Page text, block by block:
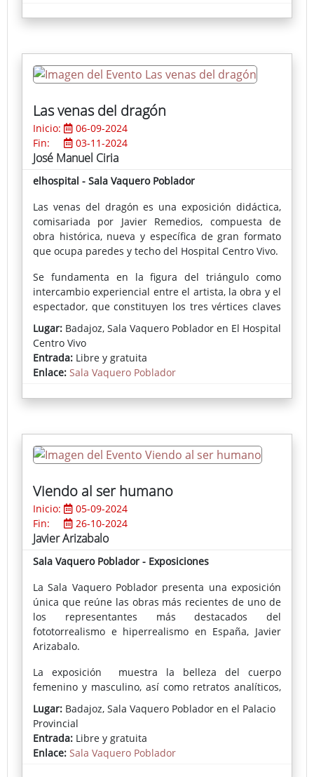
actividades muy demandadas por los más jóvenes.
Las venas del dragón
Inicio:
06-09-2024
Fin:
03-11-2024
José Manuel Ciria
elhospital - Sala Vaquero Poblador
Las venas del dragón es una exposición didáctica,
comisariada por Javier Remedios, compuesta de
obra histórica, nueva y específica de gran formato
que ocupa paredes y techo del Hospital Centro Vivo.
Se fundamenta en la figura del triángulo como
intercambio experiencial entre el artista, la obra y el
espectador, que constituyen los tres vértices claves
de lo que significa el arte para nuestro autor.
Recorreremos las líneas o venas que ha ido
trazando la pintura de José Manuel Ciria
(Manchester, 1960) a través de su obra, sus estudios
proyección internacional de las últimas
generaciones, con exposiciones en los más grandes
museos y ferias del mundo, Nueva York, Los Ángeles,
Medellín, São Paulo, Buenos Aires, Santiago de Chile,
Tel Aviv, Oporto, Lisboa, París, Berlín, Bucarest… Su
energía, fortaleza e inquietud lo impulsan a la
experimentación y al estudio de lo que acontece,
contemporáneo. De su obra emerge una agresividad
mundo. Estos también aplican sus sentimientos en
el consumo y apreciación del momento artístico, por
lo que su obra está hecha por él para ellos.
El enfoque teórico de su labor no ha tenido más que
su mente una suerte de confrontación entre lo
gestual y lo geométrico, la exploración temática y la
formal, de ciertas concepciones acerca de la
figuración. Mediante once obras pictóricas de gran
formato, una proyección sobre lienzo, pantalla,
dibujos, cómics, collages, objetos de archivo, una
Lugar: Badajoz, Sala Vaquero Poblador en El Hospital
Centro Vivo
Entrada: Libre y gratuita
Enlace: Sala Vaquero Poblador
Viendo al ser humano
Inicio:
05-09-2024
Fin:
26-10-2024
Javier Arizabalo
Sala Vaquero Poblador - Exposiciones
La Sala Vaquero Poblador presenta una exposición
única que reúne las obras más recientes de uno de
los representantes más destacados del
fototorrealismo e hiperrealismo en España, Javier
Arizabalo.
La exposición muestra la belleza del cuerpo
femenino y masculino, así como retratos analíticos,
trayectoria del autor.
Lugar: Badajoz, Sala Vaquero Poblador en el Palacio
Provincial
Entrada: Libre y gratuita
Enlace: Sala Vaquero Poblador